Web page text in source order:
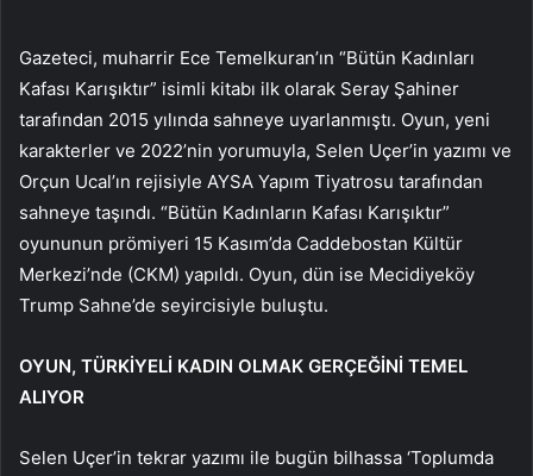
Gazeteci, muharrir Ece Temelkuran’ın “Bütün Kadınları
Kafası Karışıktır” isimli kitabı ilk olarak Seray Şahiner
tarafından 2015 yılında sahneye uyarlanmıştı. Oyun, yeni
karakterler ve 2022’nin yorumuyla, Selen Uçer’in yazımı ve
Orçun Ucal’ın rejisiyle AYSA Yapım Tiyatrosu tarafından
sahneye taşındı. “Bütün Kadınların Kafası Karışıktır”
oyununun prömiyeri 15 Kasım’da Caddebostan Kültür
Merkezi’nde (CKM) yapıldı. Oyun, dün ise Mecidiyeköy
Trump Sahne’de seyircisiyle buluştu.
OYUN, TÜRKİYELİ KADIN OLMAK GERÇEĞİNİ TEMEL
ALIYOR
Selen Uçer’in tekrar yazımı ile bugün bilhassa ‘Toplumda